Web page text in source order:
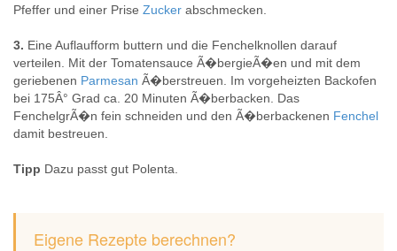
Pfeffer und einer Prise Zucker abschmecken.
3. Eine Auflaufform buttern und die Fenchelknollen darauf
verteilen. Mit der Tomatensauce Ã�bergieÃ�en und mit dem
geriebenen Parmesan Ã�berstreuen. Im vorgeheizten Backofen
bei 175Â° Grad ca. 20 Minuten Ã�berbacken. Das
FenchelgrÃ�n fein schneiden und den Ã�berbackenen Fenchel
damit bestreuen.
Tipp Dazu passt gut Polenta.
Eigene Rezepte berechnen?